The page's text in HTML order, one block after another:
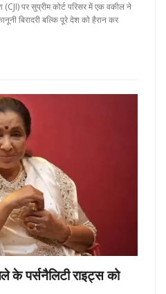
पर सुप्रीम कोर्ट परिसर में एक वकील ने
बिरादरी बल्कि पूरे देश को हैरान कर
के पर्सनैलिटी राइट्स को